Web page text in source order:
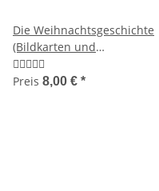
Die Weihnachtsgeschichte
(Bildkarten und
Unterrichtsmaterial)
Preis 8,00 € *